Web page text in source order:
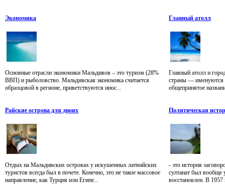
Экономика
Основные отрасли экономики Мальдивов – это туризм (28%
ВВП) и рыболовство. Мальдивская экономика считается
образцовой в регионе, приветствуются инос...
Главный атолл
Главный атолл и
страны — именуются
общепринятое
Райские острова для двоих
Отдых на Мальдивских островах у искушенных латвийских
туристов всегда был в почете. Конечно, это не такое массовое
направление, как Турция или Египе...
Политическая
- это история
султанат был вообще
восстановлен. В 1957